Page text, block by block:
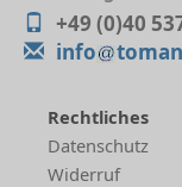
+49 (0)40
info
Rechtliches
Datenschutz
Widerruf